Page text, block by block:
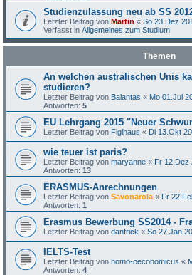
Studienzulassung neu ab SS
Letzter Beitrag vonMartin «So 23.Dez
Verfasst inAllgemeines zum Studium
Themen
An welchen australischen Unis
studieren?
Letzter Beitrag von Balantas « Mo 01.Jul
Antworten:5
EU Lehrgang 2015 "Neuer
Letzter Beitrag von Figlhaus « Di 13.Okt
wie teuer ist paris?
Letzter Beitrag vonmaryanne « Fr 12.Dez
Antworten:13
ERASMUS-Anrechnungen
Letzter Beitrag vonSavonarola « Fr
Antworten:1
Erasmus Bewerbung SS2014 -
Letzter Beitrag vondanfrick «So 27.Jan
IELTS-Test
Letzter Beitrag vonhomo-oeconomicus «
Antworten:4